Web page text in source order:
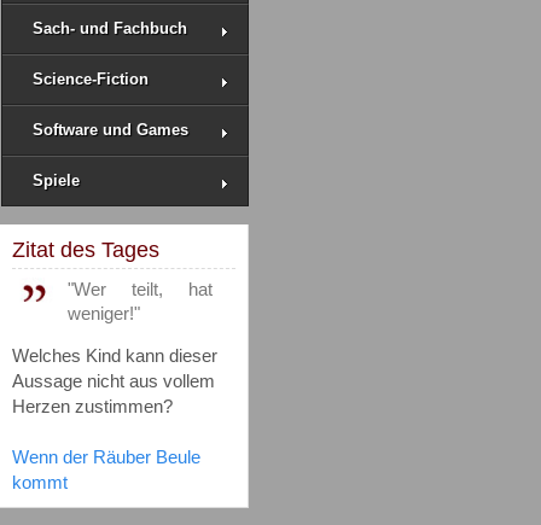
Sach- und Fachbuch
Science-Fiction
Software und Games
Spiele
Zitat des Tages
"Wer teilt, hat
weniger!"
Welches Kind kann dieser
Aussage nicht aus vollem
Herzen zustimmen?
Wenn der Räuber Beule
kommt